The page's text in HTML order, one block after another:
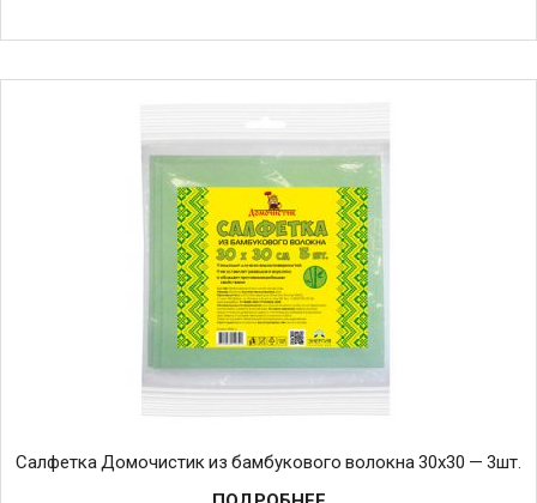
Салфетка Домочистик из бамбукового волокна 30х30 — 3шт.